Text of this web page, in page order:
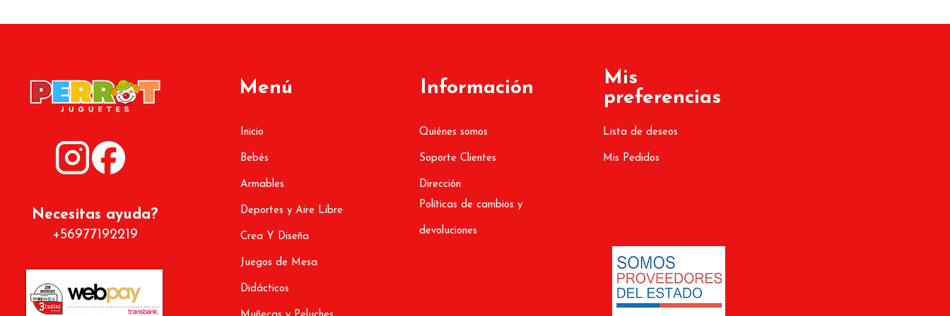
Necesitas ayuda?
+56977192219
Menú
Inicio
Bebés
Armables
Deportes y Aire Libre
Crea Y Diseña
Juegos de Mesa
Didácticos
Información
Quiénes somos
Soporte Clientes
Dirección
Políticas de cambios y
devoluciones
Mis
preferencias
Lista de deseos
Mis Pedidos